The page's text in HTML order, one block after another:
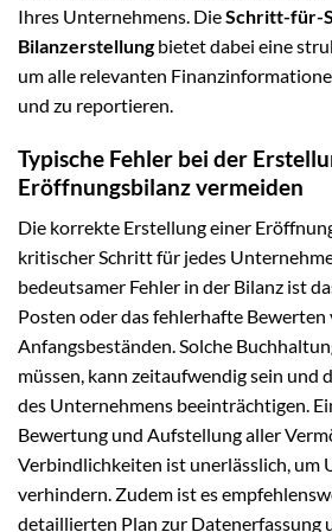
Ihres Unternehmens. DieSchritt-für-
Bilanzerstellungbietet dabei eine
um alle relevanten
und zu reportieren.
Typische Fehler bei der
Eröffnungsbilanz vermeiden
Die korrekte Erstellung einer
kritischer Schritt für jedes
bedeutsamer Fehler in der Bilanz ist
Posten oder das fehlerhafte Bewerten
Anfangsbeständen. Solche
müssen, kann zeitaufwendig sein und
des Unternehmens beeinträchtigen.
Bewertung und Aufstellung aller
Verbindlichkeiten ist unerlässlich, um
verhindern. Zudem ist es
detaillierten Plan zur Datenerfassung